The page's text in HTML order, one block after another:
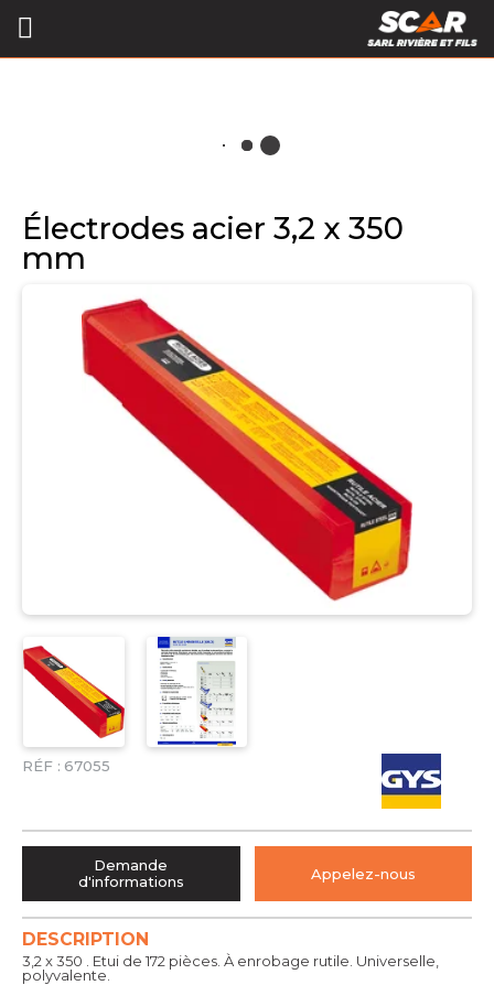
Électrodes acier 3,2 x 350
mm
RÉF : 67055
DESCRIPTION
3,2 x 350 . Etui de 172 pièces. À enrobage rutile. Universelle,
polyvalente.
Demande
d'informations
Appelez-nous